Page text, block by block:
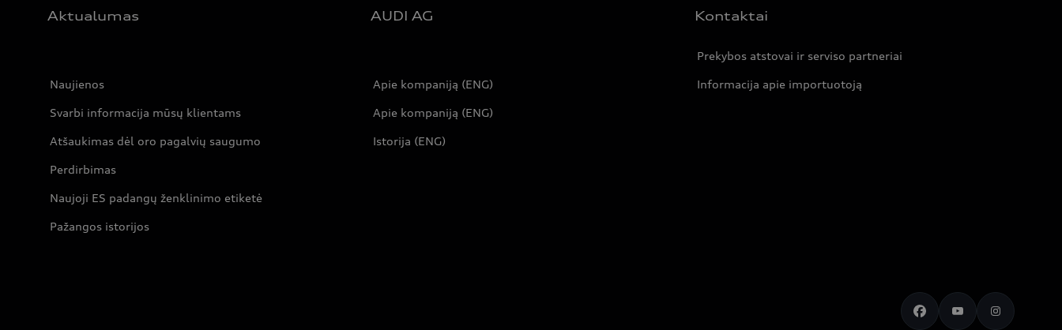
Aktualumas
Naujienos
Svarbi informacija mūsų klientams
Atšaukimas dėl oro pagalvių saugumo
Perdirbimas
Naujoji ES padangų ženklinimo etiketė
Pažangos istorijos
AUDI AG
Apie kompaniją (ENG)
Apie kompaniją (ENG)
Istorija (ENG)
Kontaktai
Prekybos atstovai ir serviso partneriai
Informacija apie importuotoją